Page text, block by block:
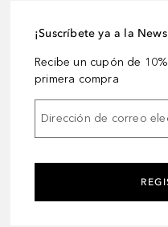
¡Suscríbete ya a la
Recibe un cupón de
primera compra
Dirección de correo